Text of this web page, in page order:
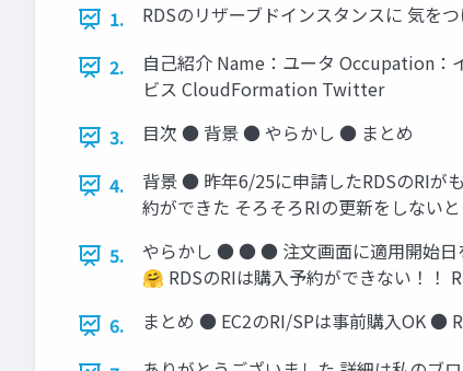
1.
RDSのリザーブドインスタンスに 気を
2.
自己紹介 Name：ユータ Occupation
ビス CloudFormation Twitter
3.
目次 ● 背景 ● やらかし ● まとめ
4.
背景 ● 昨年6/25に申請したRDSのRIが
約ができた そろそろRIの更新をしないと
5.
やらかし ● ● ● 注文画面に適用開始日
🤗 RDSのRIは購入予約ができない！！
6.
まとめ ● EC2のRI/SPは事前購入OK ●